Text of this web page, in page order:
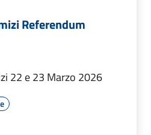
Referendum
22 e 23 Marzo 2026